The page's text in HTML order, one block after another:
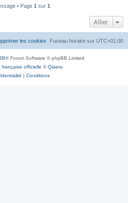
• Page 1 sur 1
Aller
Fuseau horaire sur UTC+01:00
les cookies
® Forum Software © phpBB Limited
française officielle ©Qiaeru
| Conditions